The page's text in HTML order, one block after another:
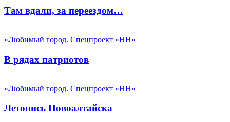
Там вдали, за переездом…
«Любимый город. Спецпроект «НН»
В рядах патриотов
«Любимый город. Спецпроект «НН»
Летопись Новоалтайска